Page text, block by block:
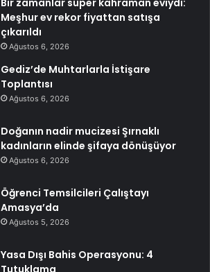
Meşhur ev rekor fiyattan satışa
çıkarıldı
Ağustos 6, 2026
Gediz’de Muhtarlarla İstişare
Toplantısı
Ağustos 6, 2026
Doğanın nadir mucizesi Şırnaklı
kadınların elinde şifaya dönüşüyor
Ağustos 6, 2026
Öğrenci Temsilcileri Çalıştayı
Amasya’da
Ağustos 5, 2026
Yasa Dışı Bahis Operasyonu: 4
Tutuklama